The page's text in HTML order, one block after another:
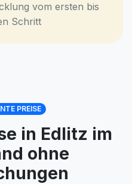
vom ersten bis
Schritt
PREISE
in Edlitz im
ohne